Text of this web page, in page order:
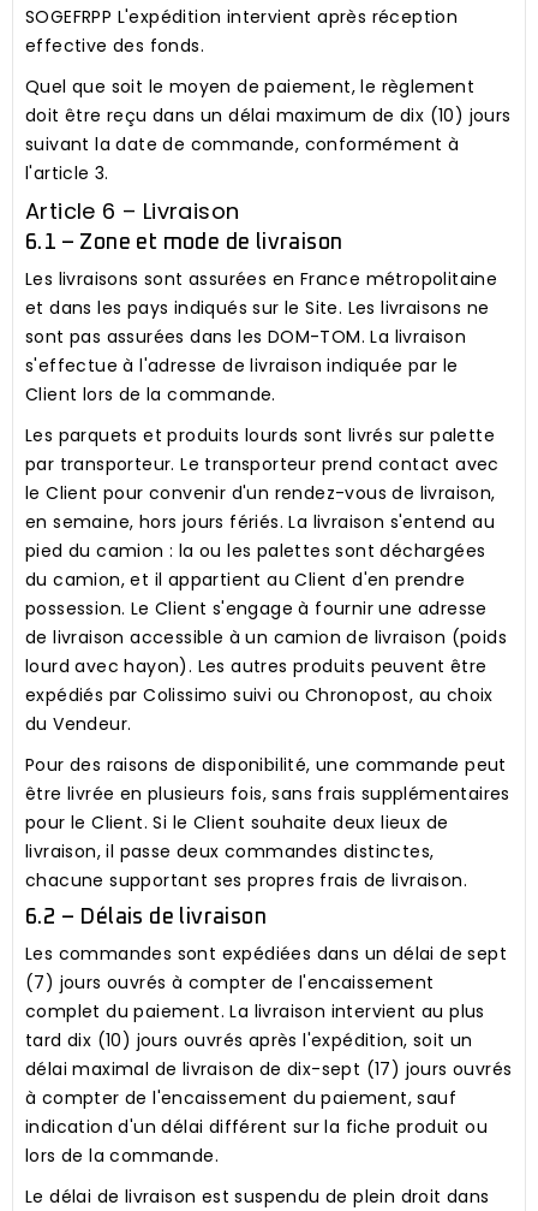
SOGEFRPP L'expédition intervient après réception
effective des fonds.
Quel que soit le moyen de paiement, le règlement
doit être reçu dans un délai maximum de dix (10) jours
suivant la date de commande, conformément à
l'article 3.
Article 6 – Livraison
6.1 – Zone et mode de livraison
Les livraisons sont assurées en France métropolitaine
et dans les pays indiqués sur le Site. Les livraisons ne
sont pas assurées dans les DOM-TOM. La livraison
s'effectue à l'adresse de livraison indiquée par le
Client lors de la commande.
Les parquets et produits lourds sont livrés sur palette
par transporteur. Le transporteur prend contact avec
le Client pour convenir d'un rendez-vous de livraison,
en semaine, hors jours fériés. La livraison s'entend au
pied du camion : la ou les palettes sont déchargées
du camion, et il appartient au Client d'en prendre
possession. Le Client s'engage à fournir une adresse
de livraison accessible à un camion de livraison (poids
lourd avec hayon). Les autres produits peuvent être
expédiés par Colissimo suivi ou Chronopost, au choix
du Vendeur.
Pour des raisons de disponibilité, une commande peut
être livrée en plusieurs fois, sans frais supplémentaires
pour le Client. Si le Client souhaite deux lieux de
livraison, il passe deux commandes distinctes,
chacune supportant ses propres frais de livraison.
6.2 – Délais de livraison
Les commandes sont expédiées dans un délai de sept
(7) jours ouvrés à compter de l'encaissement
complet du paiement. La livraison intervient au plus
tard dix (10) jours ouvrés après l'expédition, soit un
délai maximal de livraison de dix-sept (17) jours ouvrés
à compter de l'encaissement du paiement, sauf
indication d'un délai différent sur la fiche produit ou
lors de la commande.
Le délai de livraison est suspendu de plein droit dans